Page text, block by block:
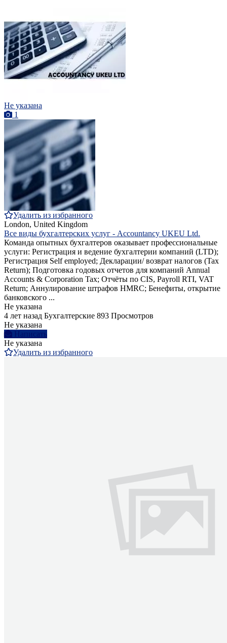
Не указана
1
Удалить из избранного
London, United Kingdom
Все виды бухгалтерских услуг - Accountancy UKEU Ltd.
Команда опытных бухгалтеров оказывает профессиональные
услуги: Регистрация и ведение бухгалтерии компаний (LTD);
Регистрация Self employed; Декларации/ возврат налогов (Tax
Return); Подготовка годовых отчетов для компаний Annual
Accounts & Corporation Tax; Отчёты по CIS, Payroll RTI, VAT
Return; Аннулирование штрафов HMRC; Бенефиты, открытие
банковского ...
Не указана
4 лет назад Бухгалтерские 893 Просмотров
Не указана
Написать
Не указана
Удалить из избранного